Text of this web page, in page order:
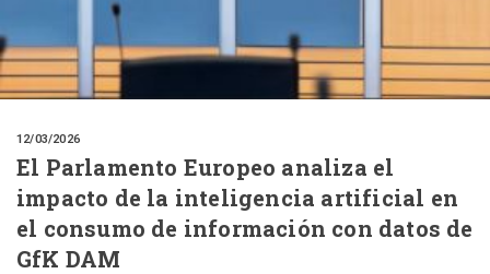
12/03/2026
El Parlamento Europeo analiza el
impacto de la inteligencia artificial en
el consumo de información con datos de
GfK DAM